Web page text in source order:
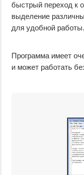
быстрый переход к
выделение
для удобной работы.
Программа имеет
и может работать